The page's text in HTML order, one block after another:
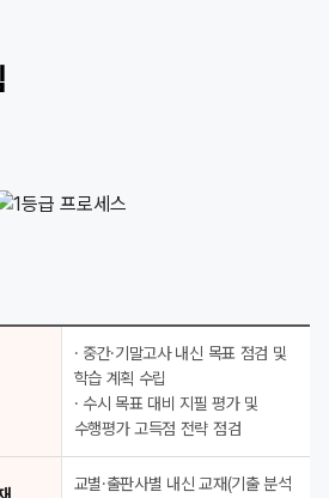
Check
특별 내신 교재
클리닉
· 중간·기말고사 내신 목표 점검 및
학습 계획 수립
· 수시 목표 대비 지필 평가 및
수행평가 고득점 전략 점검
교별·출판사별 내신 교재(기출 분석